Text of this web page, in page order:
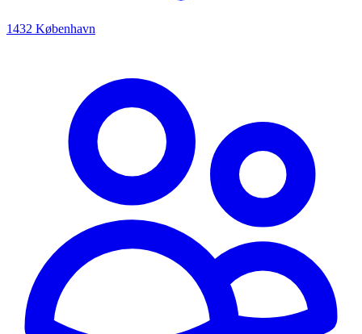
1432 København